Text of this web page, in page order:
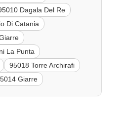
Dagala Del Re
Di Catania
La Punta
95018 Torre Archirafi
Giarre